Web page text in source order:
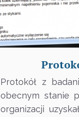
Protokół z
obecnym stanie
organizacji